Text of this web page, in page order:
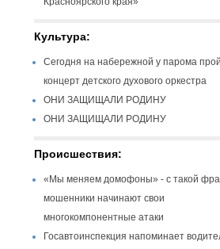
Культура:
Сегодня на набережной у парома
концерт детского духового оркестра
ОНИ ЗАЩИЩАЛИ РОДИНУ
ОНИ ЗАЩИЩАЛИ РОДИНУ
Происшествия:
«Мы меняем домофоны» - с такой
мошенники начинают свои
многокомпонентные атаки
Госавтоинспекция напоминает